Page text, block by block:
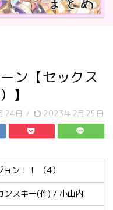
ン【セックス
】
24日 / 2023年2月25日
ン！！ （4）
ンスキー(作) / 小山内